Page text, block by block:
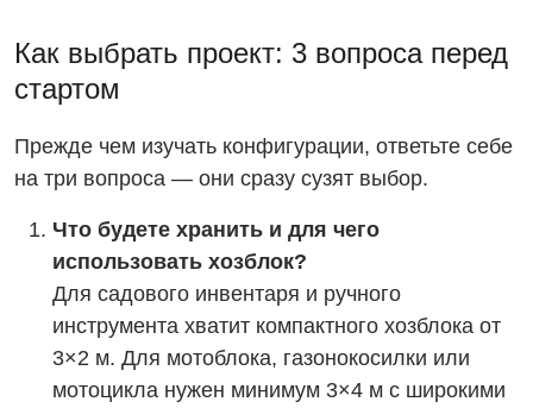
Как выбрать проект: 3 вопроса перед
стартом
Прежде чем изучать конфигурации, ответьте себе
на три вопроса — они сразу сузят выбор.
Что будете хранить и для чего
использовать хозблок?
Для садового инвентаря и ручного
инструмента хватит компактного хозблока от
3×2 м. Для мотоблока, газонокосилки или
мотоцикла нужен минимум 3×4 м с широкими